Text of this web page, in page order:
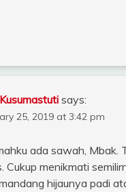
says:
25, 2019 at 3:42 pm
ada sawah, Mbak.
Cukup menikmati
hijaunya padi